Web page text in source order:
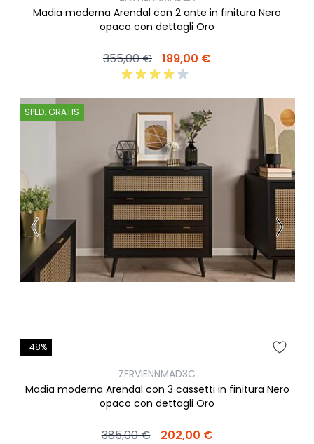
Madia moderna Arendal con 2 ante in finitura Nero
opaco con dettagli Oro
355,00 € 189,00 €
SPED. GRATIS
-48%
ZFRVIENNMAD3C
Madia moderna Arendal con 3 cassetti in finitura Nero
opaco con dettagli Oro
385,00 € 202,00 €